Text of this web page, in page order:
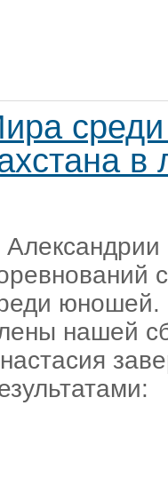
юношей.
нашей